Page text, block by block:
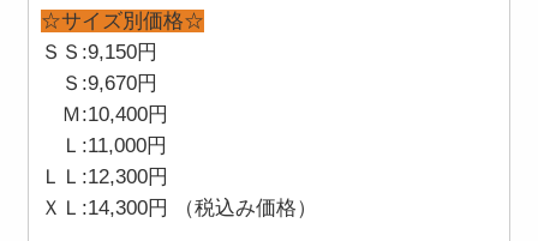
☆サイズ別価格☆
ＳＳ:9,150円
Ｓ:9,670円
Ｍ:10,400円
Ｌ:11,000円
ＬＬ:12,300円
ＸＬ:14,300円 （税込み価格）